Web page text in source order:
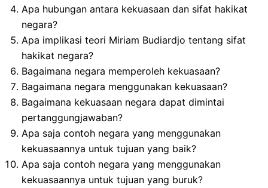
Apa hubungan antara kekuasaan dan sifat hakikat
negara?
Apa implikasi teori Miriam Budiardjo tentang sifat
hakikat negara?
Bagaimana negara memperoleh kekuasaan?
Bagaimana negara menggunakan kekuasaan?
Bagaimana kekuasaan negara dapat dimintai
pertanggungjawaban?
Apa saja contoh negara yang menggunakan
kekuasaannya untuk tujuan yang baik?
Apa saja contoh negara yang menggunakan
kekuasaannya untuk tujuan yang buruk?